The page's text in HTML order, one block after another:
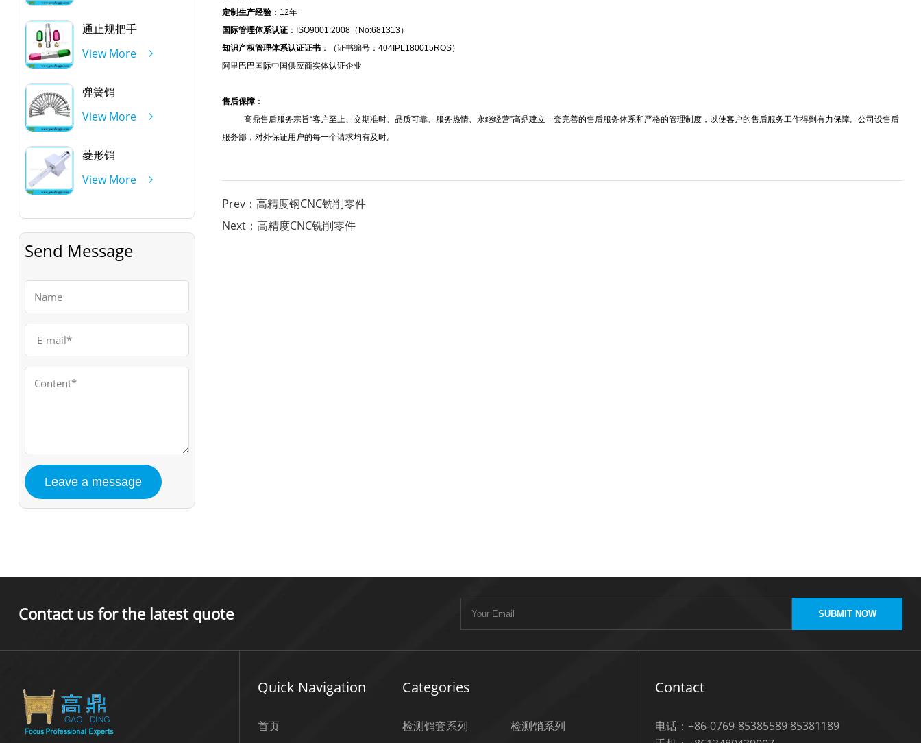
通止规把手
View More
弹簧销
View More
菱形销
View More
Send Message
定制生产经验：12年
国际管理体系认证：ISO9001:2008（No:681313）
知识产权管理体系认证证书：（证书编号：404IPL180015ROS）
阿里巴巴国际中国供应商实体认证企业
售后保障：
高鼎售后服务宗旨“客户至上、交期准时、品质可靠、服务热情、永继经营”高鼎建立一套完善的售后服务体系和严格的管理制度，以使客户的售后服务工作得到有力保障。公司设售后
服务部，对外保证用户的每一个请求均有及时。
Prev：高精度钢CNC铣削零件
Next：高精度CNC铣削零件
Contact us for the latest quote SUBMIT NOW
Quick Navigation
首页
Categories
检测销套系列 检测销系列
Contact
电话：+86-0769-85385589 85381189